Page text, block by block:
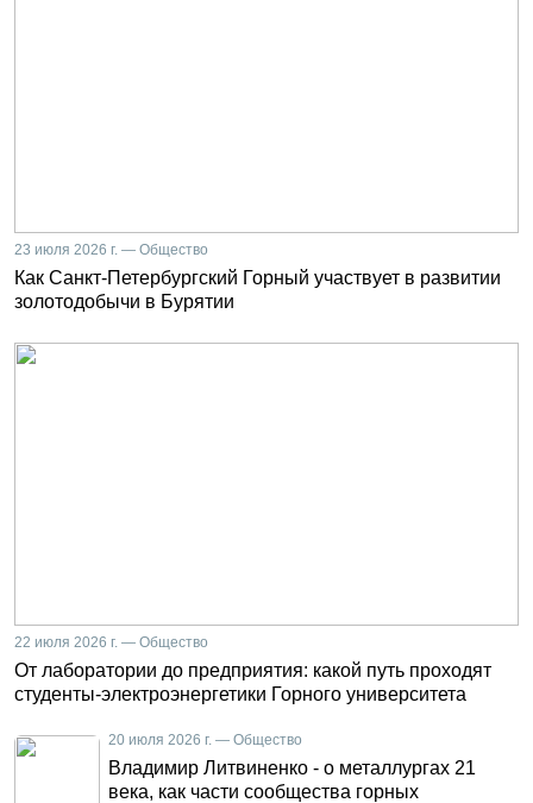
23 июля 2026 г. — Общество
Как Санкт-Петербургский Горный участвует в развитии
золотодобычи в Бурятии
22 июля 2026 г. — Общество
От лаборатории до предприятия: какой путь проходят
студенты-электроэнергетики Горного университета
20 июля 2026 г. — Общество
Владимир Литвиненко - о металлургах 21
века, как части сообщества горных